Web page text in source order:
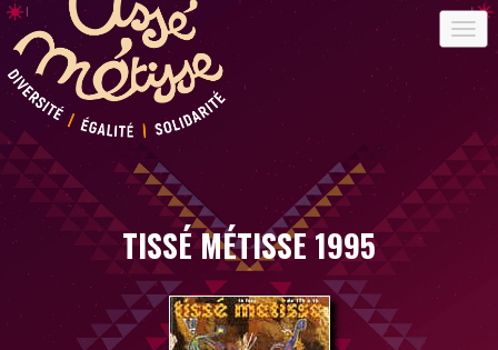
TISSÉ MÉTISSE 1995